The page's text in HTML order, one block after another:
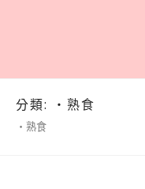
分類: ‧熟食
‧熟食